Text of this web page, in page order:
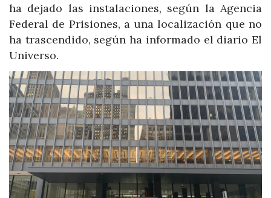
ha dejado las instalaciones, según la Agencia
Federal de Prisiones, a una localización que no
ha trascendido, según ha informado el diario El
Universo.